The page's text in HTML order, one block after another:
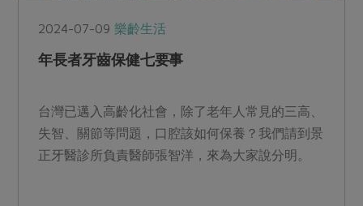
2024-07-09 樂齡生活
年長者牙齒保健七要事
台灣已邁入高齡化社會，除了老年人常見的三高、
失智、關節等問題，口腔該如何保養？我們請到景
正牙醫診所負責醫師張智洋，來為大家說分明。